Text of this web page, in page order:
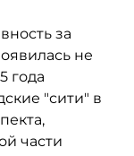
за
не
года
"сити" в
части